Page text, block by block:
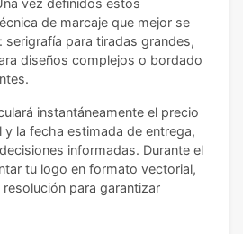
vez definidos estos
de marcaje que mejor se
para tiradas grandes,
diseños complejos o bordado
instantáneamente el precio
la fecha estimada de entrega,
informadas. Durante el
tu logo en formato vectorial,
resolución para garantizar